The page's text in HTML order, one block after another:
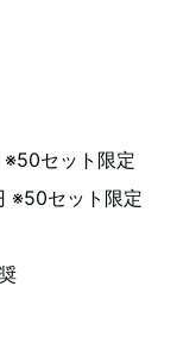
※50セット限定
※50セット限定